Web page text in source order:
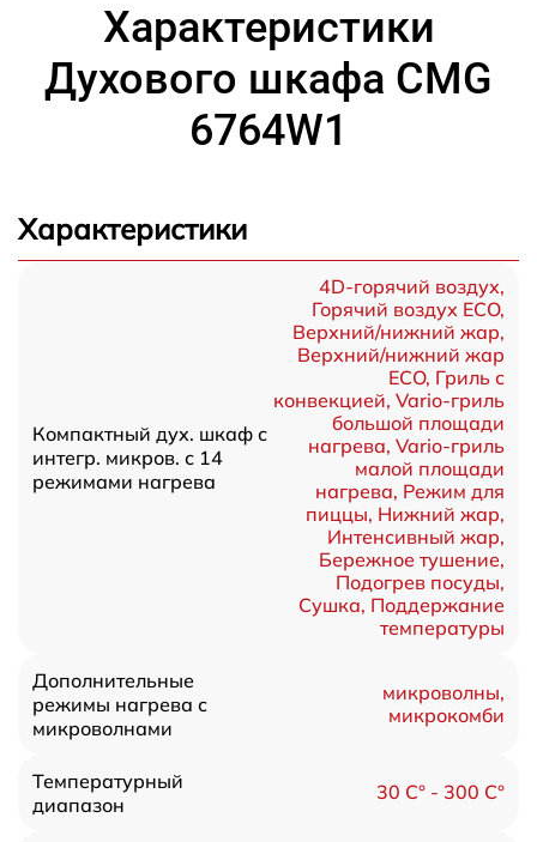
Характеристики
Духового шкафа CMG
6764W1
Характеристики
Компактный дух. шкаф с
интегр. микров. с 14
режимами нагрева
4D-горячий воздух,
Горячий воздух ECO,
Верхний/нижний жар,
Верхний/нижний жар
ECO, Гриль с
конвекцией, Vario-гриль
большой площади
нагрева, Vario-гриль
малой площади
нагрева, Режим для
пиццы, Нижний жар,
Интенсивный жар,
Бережное тушение,
Подогрев посуды,
Сушка, Поддержание
температуры
Дополнительные
режимы нагрева с
микроволнами
микроволны,
микрокомби
Температурный
диапазон
30 C° - 300 C°